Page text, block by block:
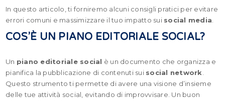
In questo articolo, ti forniremo alcuni consigli pratici per evitare
errori comuni e massimizzare il tuo impatto sui social media
COS’È UN PIANO EDITORIALE SOCIAL?
Un piano editoriale social è un documento che organizza e
pianifica la pubblicazione di contenuti sui social network
Questo strumento ti permette di avere una visione d’insieme
delle tue attività social, evitando di improvvisare. Un buon